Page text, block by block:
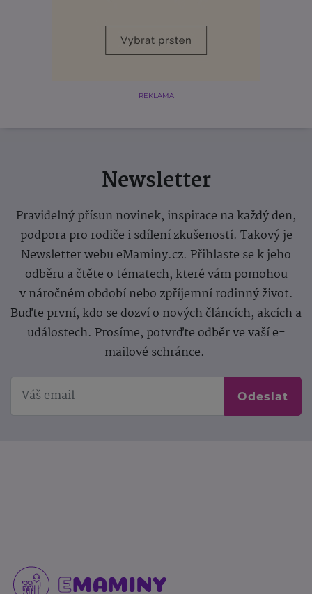
REKLAMA
Newsletter
Pravidelný přísun novinek, inspirace na každý den,
podpora pro rodiče i sdílení zkušeností. Takový je
Newsletter webu eMaminy.cz. Přihlaste se k jeho
odběru a čtěte o tématech, které vám pomohou
v náročném období nebo zpříjemní rodinný život.
Buďte první, kdo se dozví o nových článcích, akcích a
událostech. Prosíme, potvrďte odběr ve vaší e-
mailové schránce.
Odeslat